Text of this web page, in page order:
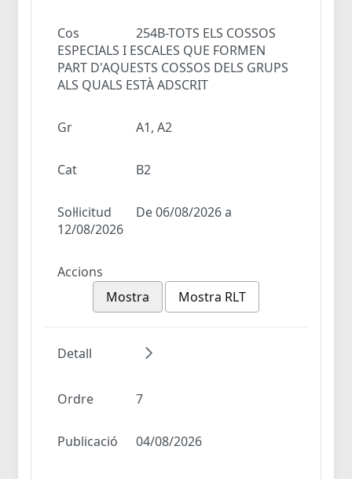
Cos
254B-TOTS ELS COSSOS
ESPECIALS I ESCALES QUE FORMEN
PART D'AQUESTS COSSOS DELS GRUPS
ALS QUALS ESTÀ ADSCRIT
Gr A1, A2
Cat B2
Sol·licitud
De 06/08/2026 a
12/08/2026
Accions
Mostra
Mostra RLT
Detall
Ordre 7
Publicació 04/08/2026